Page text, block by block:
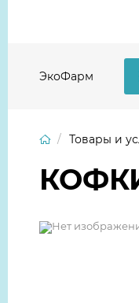
ЭкоФарм
Товары и